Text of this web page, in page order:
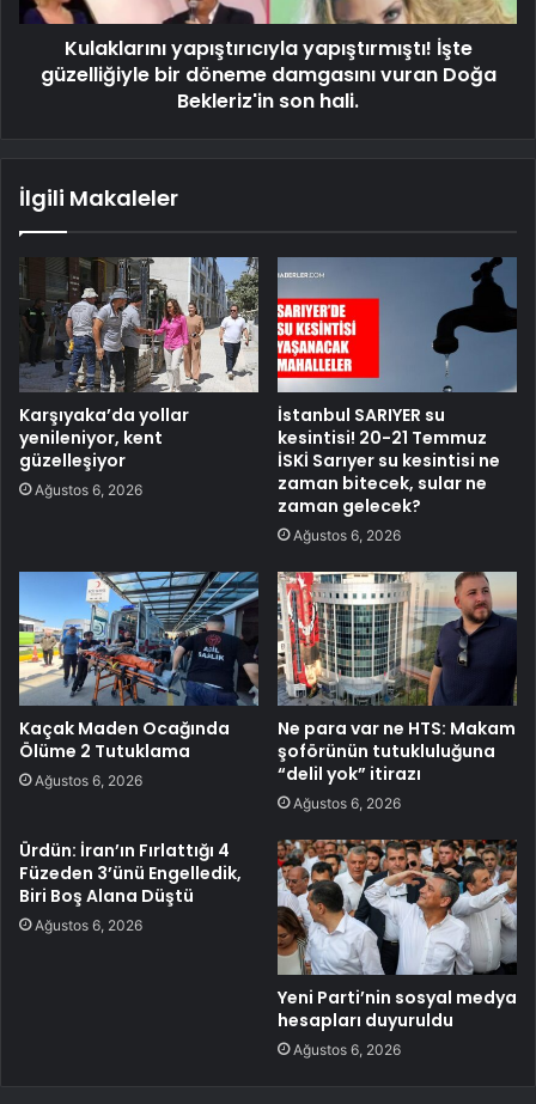
Kulaklarını yapıştırıcıyla yapıştırmıştı! İşte
güzelliğiyle bir döneme damgasını vuran Doğa
Bekleriz'in son hali.
İlgili Makaleler
Karşıyaka’da yollar
yenileniyor, kent
güzelleşiyor
Ağustos 6, 2026
İstanbul SARIYER su
kesintisi! 20-21 Temmuz
İSKİ Sarıyer su kesintisi ne
zaman bitecek, sular ne
zaman gelecek?
Ağustos 6, 2026
Kaçak Maden Ocağında
Ölüme 2 Tutuklama
Ağustos 6, 2026
Ne para var ne HTS: Makam
şoförünün tutukluluğuna
“delil yok” itirazı
Ağustos 6, 2026
Ürdün: İran’ın Fırlattığı 4
Füzeden 3’ünü Engelledik,
Biri Boş Alana Düştü
Ağustos 6, 2026
Yeni Parti’nin sosyal medya
hesapları duyuruldu
Ağustos 6, 2026